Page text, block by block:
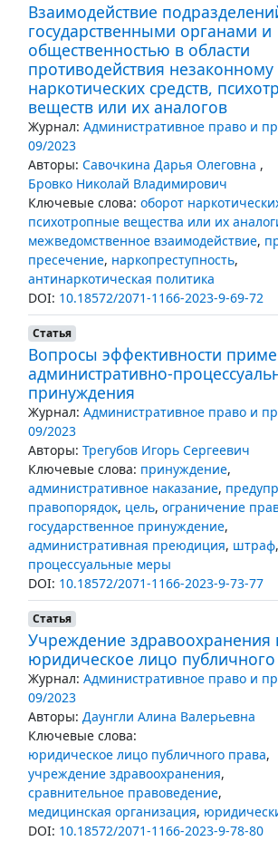
Взаимодействие
государственными органами и
общественностью в области
противодействия
наркотических средств,
веществ или их аналогов
Журнал: Административное право и
09/2023
Авторы: Савочкина Дарья Олеговна ,
Бровко Николай Владимирович
Ключевые слова: оборот
психотропные вещества или их
межведомственное взаимодействие,
пресечение, наркопреступность,
антинаркотическая политика
DOI: 10.18572/2071-1166-2023-9-69-72
Статья
Вопросы эффективности
административно-
принуждения
Журнал: Административное право и
09/2023
Авторы: Трегубов Игорь Сергеевич
Ключевые слова: принуждение,
административное наказание,
правопорядок, цель, ограничение
государственное принуждение,
административная преюдиция, штраф,
процессуальные меры
DOI: 10.18572/2071-1166-2023-9-73-77
Статья
Учреждение здравоохранения
юридическое лицо
Журнал: Административное право и
09/2023
Авторы: Даунгли Алина Валерьевна
Ключевые слова:
юридическое лицо публичного права,
учреждение здравоохранения,
сравнительное правоведение,
медицинская организация,
DOI: 10.18572/2071-1166-2023-9-78-80